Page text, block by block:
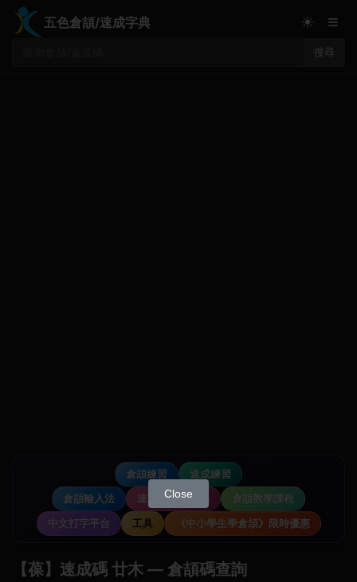
五色倉頡/速成字典
搜尋
☀ ≡
倉頡練習
速成練習
倉頡輸入法
速成輸入法教學
倉頡教學課程
中文打字平台
工具 《中小學生學倉頡》限時優惠
【葆】速成碼 廿木 — 倉頡碼查詢
Close